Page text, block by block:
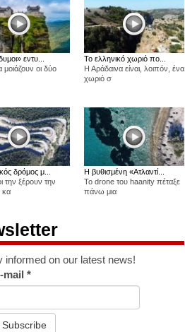
εντυ...
οι δύο
Το ελληνικό χωριό πο...
Η Αράδαινα είναι, λοιπόν, ένα
χωριό σ
δρόμος μ...
την ξέρουν την
κα
Η βυθισμένη «Ατλαντί...
Το drone του haanity πέταξε
πάνω μια
informed on our latest news!
mail*
Subscribe